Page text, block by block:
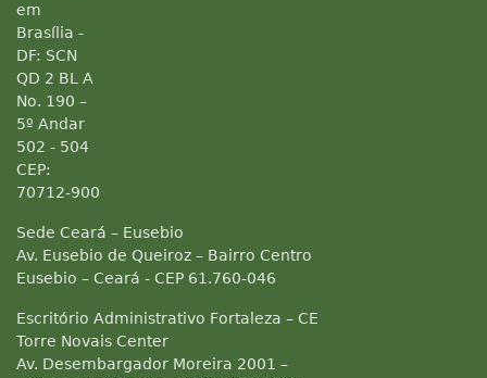
em
Brasília -
DF: SCN
QD 2 BL A
No. 190 –
5º Andar
502 - 504
CEP:
70712-900
Sede Ceará – Eusebio
Av. Eusebio de Queiroz – Bairro Centro
Eusebio – Ceará - CEP 61.760-046
Escritório Administrativo Fortaleza – CE
Torre Novais Center
Av. Desembargador Moreira 2001 –